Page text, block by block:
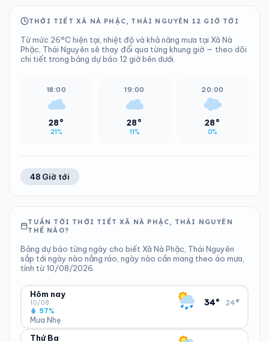
THỜI TIẾT XÃ NÀ PHẶC, THÁI NGUYÊN 12 GIỜ TỚI
Từ mức 26°C hiện tại, nhiệt độ và khả năng mưa tại Xã Nà
Phặc, Thái Nguyên sẽ thay đổi qua từng khung giờ — theo dõi
chi tiết trong bảng dự báo 12 giờ bên dưới.
18:00
28°
21%
19:00
28°
11%
20:00
28°
0%
48 Giờ tới
TUẦN TỚI THỜI TIẾT XÃ NÀ PHẶC, THÁI NGUYÊN
THẾ NÀO?
Bảng dự báo từng ngày cho biết Xã Nà Phặc, Thái Nguyên
sắp tới ngày nào nắng ráo, ngày nào cần mang theo áo mưa,
tính từ 10/08/2026.
Hôm nay
10/08
Mưa Nhẹ
57%
34° 24°
▾
ĐỘ ẨM
Thứ Ba